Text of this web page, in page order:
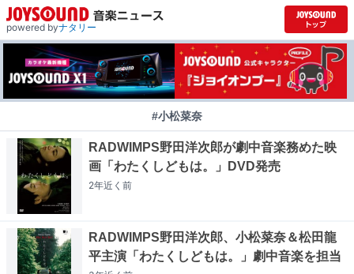
powered byナタリー
#小松菜奈
RADWIMPS野田洋次郎が劇中音楽務めた映
画「わたくしどもは。」DVD発売
2年近く 前
RADWIMPS野田洋次郎、小松菜奈＆松田龍
平主演「わたくしどもは。」劇中音楽を担当